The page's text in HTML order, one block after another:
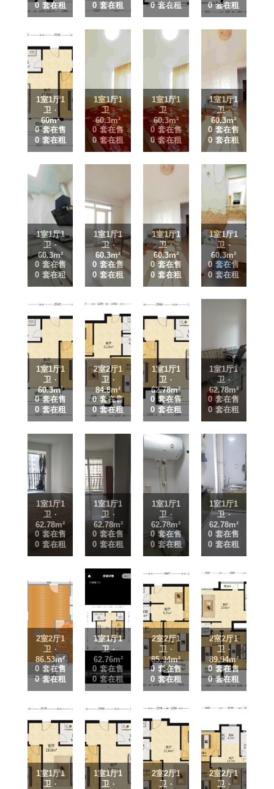
0 套在租
0 套在租
0 套在租
0 套在租
1室1厅1
卫 ·
60m²
0 套在售
0 套在租
1室1厅1
卫 ·
60.3m²
0 套在售
0 套在租
1室1厅1
卫 ·
60.3m²
0 套在售
0 套在租
1室1厅1
卫 ·
60.3m²
0 套在售
0 套在租
1室1厅1
卫 ·
60.3m²
0 套在售
0 套在租
1室1厅1
卫 ·
60.3m²
0 套在售
0 套在租
1室1厅1
卫 ·
60.3m²
0 套在售
0 套在租
1室1厅1
卫 ·
60.3m²
0 套在售
0 套在租
1室1厅1
卫 ·
60.3m²
0 套在售
0 套在租
2室2厅1
卫 ·
84.8m²
0 套在售
0 套在租
1室1厅1
卫 ·
62.78m²
0 套在售
0 套在租
1室1厅1
卫 ·
62.78m²
0 套在售
0 套在租
1室1厅1
卫 ·
62.78m²
0 套在售
0 套在租
1室1厅1
卫 ·
62.78m²
0 套在售
0 套在租
1室1厅1
卫 ·
62.78m²
0 套在售
0 套在租
1室1厅1
卫 ·
62.78m²
0 套在售
0 套在租
2室2厅1
卫 ·
86.53m²
0 套在售
0 套在租
1室1厅1
卫 ·
62.76m²
0 套在售
0 套在租
2室2厅1
卫 ·
85.94m²
0 套在售
0 套在租
2室2厅1
卫 ·
89.94m²
0 套在售
0 套在租
1室1厅1
卫 ·
1室1厅1
卫 ·
2室2厅1
卫 ·
2室2厅1
卫 ·